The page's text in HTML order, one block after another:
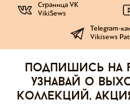
Страница VK
VikiSews
Telegram-
Vikisews
Подпишись на
узнавай о
коллекций,